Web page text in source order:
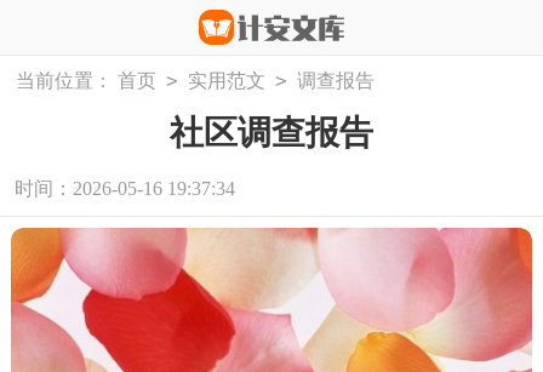
当前位置： 首页 > 实用范文 > 调查报告
社区调查报告
时间：2026-05-16 19:37:34